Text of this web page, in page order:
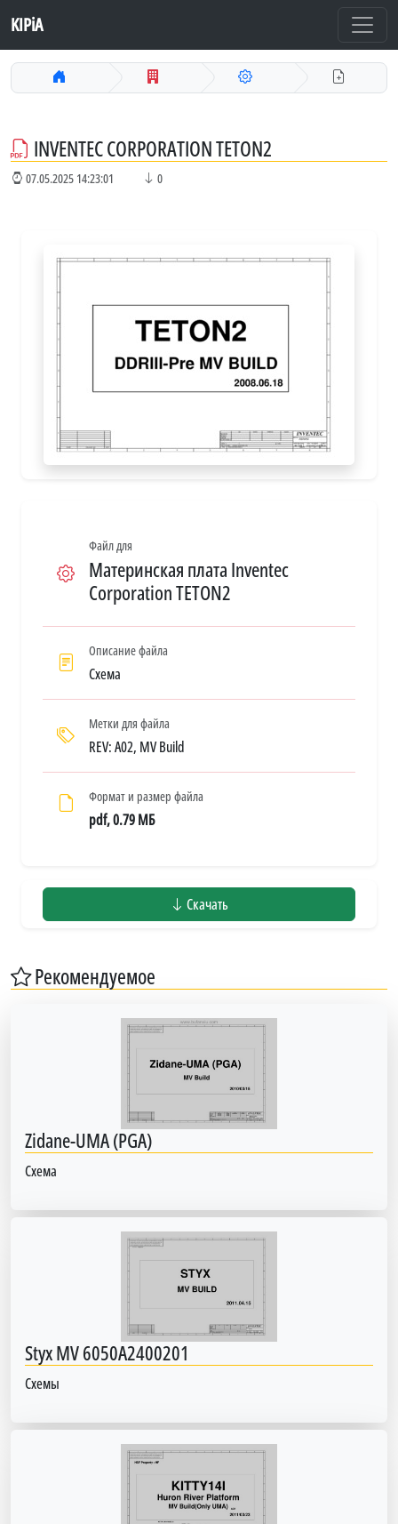
KIPiA
INVENTEC CORPORATION TETON2
07.05.2025 14:23:01 0
Файл для
Материнская плата Inventec
Corporation TETON2
Описание файла
Схема
Метки для файла
REV: A02, MV Build
Формат и размер файла
pdf, 0.79 МБ
Скачать
Рекомендуемое
Zidane-UMA (PGA)
Схема
Styx MV 6050A2400201
Схемы